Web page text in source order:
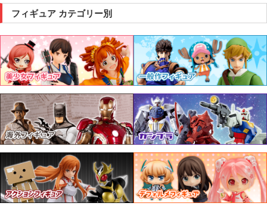
フィギュア カテゴリー別